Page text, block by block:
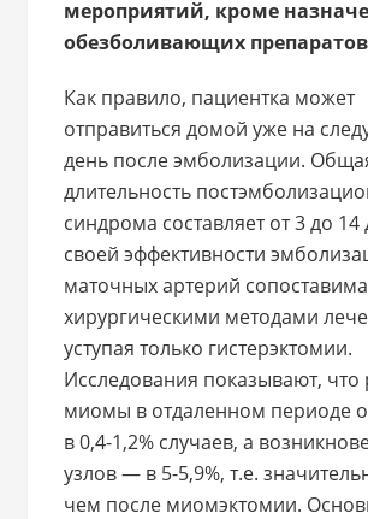
мероприятий, кроме
обезболивающих
Как правило, пациентка может
отправиться домой уже на
день после эмболизации.
длительность
синдрома составляет от 3 до
своей эффективности
маточных артерий
хирургическими методами
уступая только гистерэктомии.
Исследования показывают,
миомы в отдаленном периоде
в 0,4-1,2% случаев, а
узлов — в 5-5,9%, т.е.
чем после миомэктомии.